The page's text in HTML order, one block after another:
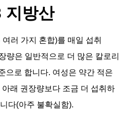
지방산
러 가지 혼합)를 매일 섭취
량은 일반적으로 더 많은 칼로리
으로 합니다. 여성은 약간 적은
래 권장량보다 조금 더 섭취하
다(아주 불확실함).